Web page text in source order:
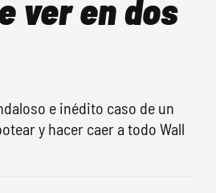
ver en dos
e inédito caso de un
y hacer caer a todo Wall